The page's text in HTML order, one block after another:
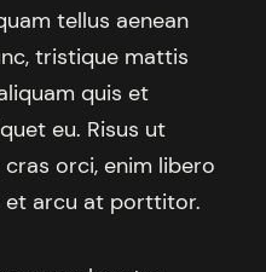
tellus aenean
tristique mattis
quis et
eu. Risus ut
orci, enim libero
et arcu at porttitor.